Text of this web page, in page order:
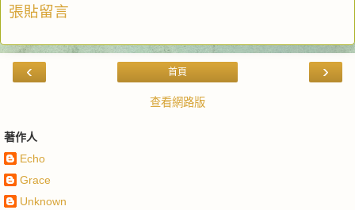
張貼留言
‹ ›
首頁
查看網路版
著作人
Echo
Grace
Unknown